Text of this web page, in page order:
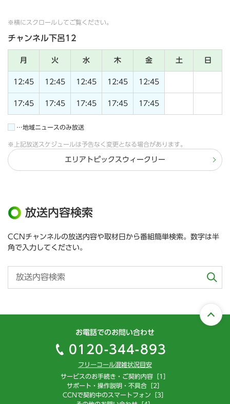
※横にスクロールしてご覧ください。
チャンネル下呂12
月 火 水 木 金 土 日
12:45 12:45 12:45 12:45 12:45
17:45 17:45 17:45 17:45 17:45
…地域ニュースのみ放送
※上記放送スケジュールは予告なく変更となる場合があります。
エリアトピックスウィークリー
放送内容検索
CCNチャンネルの放送内容や取材日から番組簡単検索。数字は半
角で入力してください。
お電話でのお問い合わせ
0120-344-893
フリーコール混雑状況目安
サービスのお手続き・ご契約内容［1］
サポート・操作説明・不具合［2］
CCNで契約中のスマートフォン［3］